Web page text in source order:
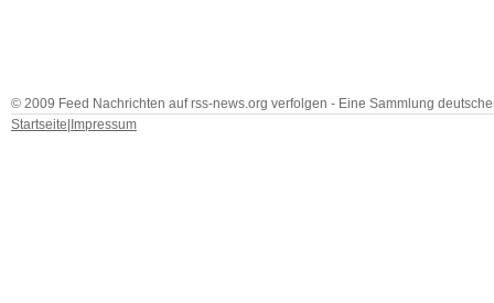
© 2009 Feed Nachrichten auf rss-news.org verfolgen - Eine Sammlung
Startseite Impressum